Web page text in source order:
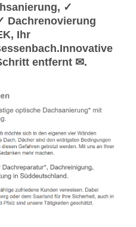
✓
Dachrenovierung
Ihr
entfernt ✉.